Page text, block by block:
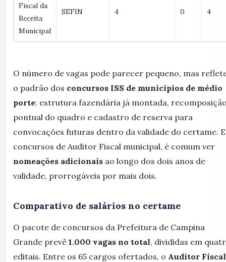
Fiscal da
Receita
Municipal
SEFIN 4 0 4
O número de vagas pode parecer pequeno, mas
o padrão dos concursos ISS de municípios de médio
porte: estrutura fazendária já montada,
pontual do quadro e cadastro de reserva para
convocações futuras dentro da validade do certame.
concursos de Auditor Fiscal municipal, é comum ver
nomeações adicionais ao longo dos dois anos de
validade, prorrogáveis por mais dois.
Comparativo de salários no certame
O pacote de concursos da Prefeitura de Campina
Grande prevê 1.000 vagas no total, divididas em
editais. Entre os 65 cargos ofertados, o Auditor